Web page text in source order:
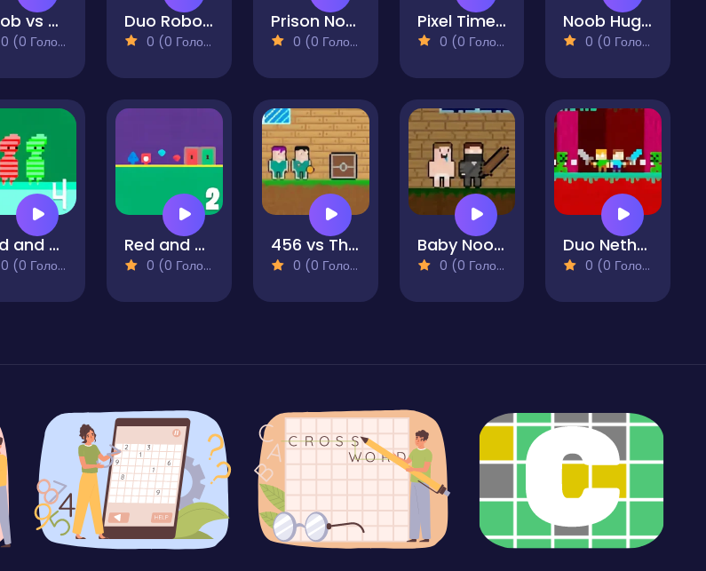
Noob vs Pro Super Hero
0 (0 Голосів)
Duo Robot Skibidi
0 (0 Голосів)
Prison Noob vs Pro
0 (0 Голосів)
Pixel Time Summer
0 (0 Голосів)
Noob Huggy Kissiy
0 (0 Голосів)
Red and Green 4
0 (0 Голосів)
Red and Blue Adventure 2
0 (0 Голосів)
456 vs Thanos
0 (0 Голосів)
Baby Noob vs Heroman 2 Player
0 (0 Голосів)
Duo Nether
0 (0 Голосів)